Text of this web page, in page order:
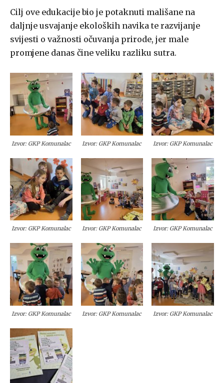
Cilj ove edukacije bio je potaknuti mališane na
daljnje usvajanje ekoloških navika te razvijanje
svijesti o važnosti očuvanja prirode, jer male
promjene danas čine veliku razliku sutra.
Izvor: GKP Komunalac Izvor: GKP Komunalac Izvor: GKP Komunalac
Izvor: GKP Komunalac Izvor: GKP Komunalac Izvor: GKP Komunalac
Izvor: GKP Komunalac Izvor: GKP Komunalac Izvor: GKP Komunalac